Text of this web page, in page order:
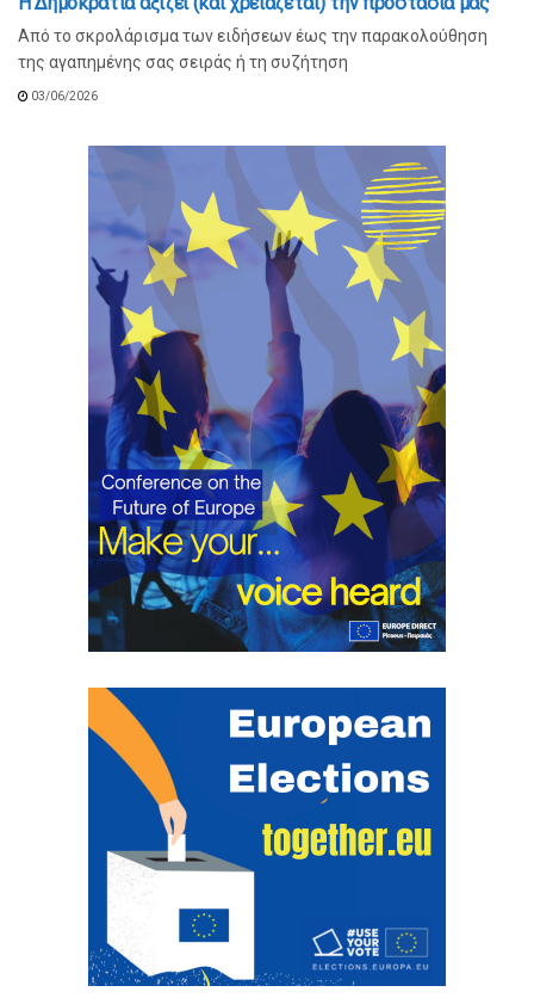
Από το σκρολάρισμα των ειδήσεων έως την παρακολούθηση
της αγαπημένης σας σειράς ή τη συζήτηση
03/06/2026